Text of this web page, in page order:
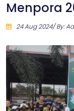
Menpora
24 Aug 2024/ By: